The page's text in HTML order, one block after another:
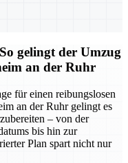
gelingt der Umzug
an der Ruhr
für einen reibungslosen
an der Ruhr gelingt es
– von der
bis hin zur
Plan spart nicht nur